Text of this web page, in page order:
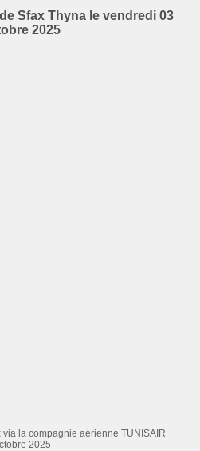
Sfax Thyna le vendredi 03
2025
la compagnie aérienne TUNISAIR
2025